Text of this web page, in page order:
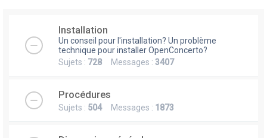
Installation
Un conseil pour l'installation? Un problème
technique pour installer OpenConcerto?
Sujets : 728 Messages : 3407
Procédures
Sujets : 504Messages : 1873